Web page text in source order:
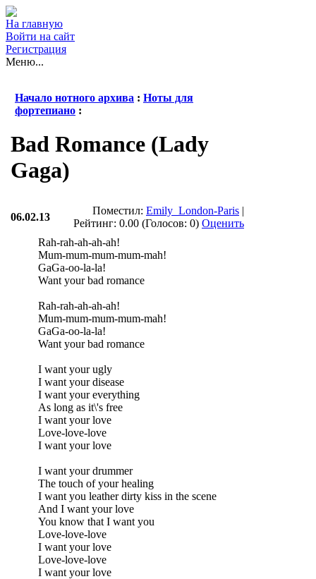
На главную
Войти на сайт
Регистрация
Меню...
Начало нотного архива : Ноты для
фортепиано :
Bad Romance (Lady
Gaga)
06.02.13
Поместил: Emily_London-Paris |
Рейтинг: 0.00 (Голосов: 0) Оценить
Rah-rah-ah-ah-ah!
Mum-mum-mum-mum-mah!
GaGa-oo-la-la!
Want your bad romance
Rah-rah-ah-ah-ah!
Mum-mum-mum-mum-mah!
GaGa-oo-la-la!
Want your bad romance
I want your ugly
I want your disease
I want your everything
As long as it\'s free
I want your love
Love-love-love
I want your love
I want your drummer
The touch of your healing
I want you leather dirty kiss in the scene
And I want your love
You know that I want you
Love-love-love
I want your love
Love-love-love
I want your love